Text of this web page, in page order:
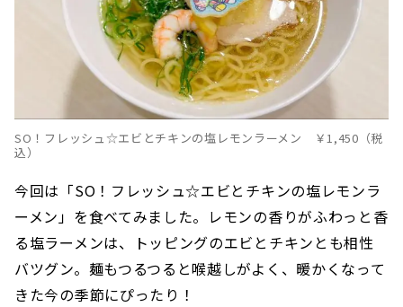
SO！フレッシュ☆エビとチキンの塩レモンラーメン ￥1,450（税
込）
今回は「SO！フレッシュ☆エビとチキンの塩レモンラ
ーメン」を食べてみました。レモンの香りがふわっと香
る塩ラーメンは、トッピングのエビとチキンとも相性
バツグン。麺もつるつると喉越しがよく、暖かくなって
きた今の季節にぴったり！